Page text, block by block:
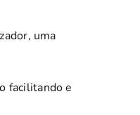
uma
facilitando e